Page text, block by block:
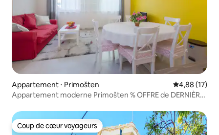
Appartement ⋅ Primošten Évaluation
4,88 (17)
Appartement moderne Primošten % OFFRE de DERNIÈRE
Coup de cœur voyageurs
Coup de cœur voyageurs